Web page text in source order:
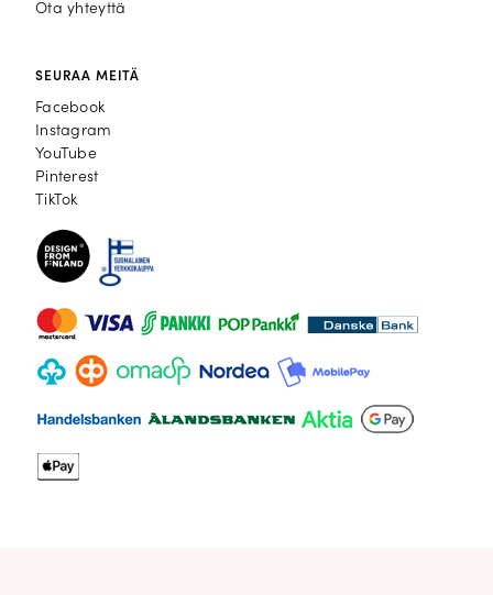
Ota yhteyttä
SEURAA MEITÄ
Facebook
Facebook
Instagram
Instagram
YouTube
YouTube
Pinterest
Pinterest
TikTok
TikTok